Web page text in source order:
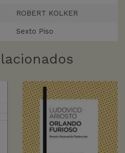
ROBERT KOLKER
Sexto Piso